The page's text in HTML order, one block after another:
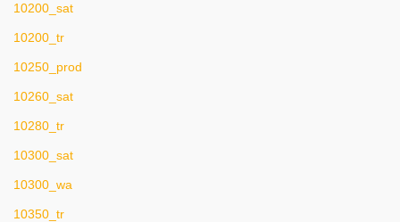
10200_sat
10200_tr
10250_prod
10260_sat
10280_tr
10300_sat
10300_wa
10350_tr